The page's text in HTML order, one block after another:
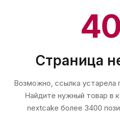
Страница
Возможно, ссылка устарела
Найдите нужный товар в
nextcake более 3400